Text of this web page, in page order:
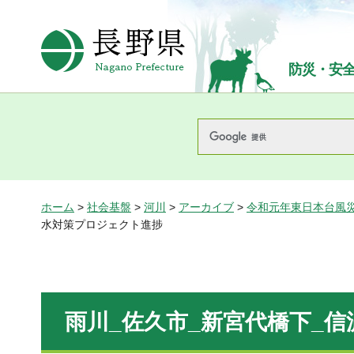
長野県Nagano Prefecture
防災・安
ホーム > 社会基盤 > 河川 > アーカイブ > 令和元年東日本台風
水対策プロジェクト進捗
雨川_佐久市_新宮代橋下_